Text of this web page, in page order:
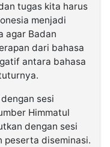
tugas kita harus
menjadi
agar Badan
dari bahasa
antara bahasa
sesi
Himmatul
dengan sesi
peserta diseminasi.